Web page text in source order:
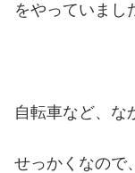
をやっていまし
自転車など、な
せっかくなので